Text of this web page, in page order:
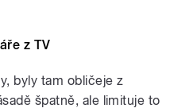
z TV
byly tam obličeje z
špatně, ale limituje to